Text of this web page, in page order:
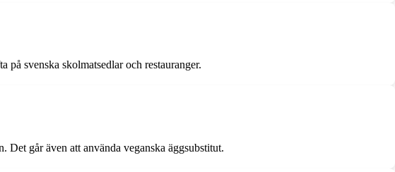
på svenska skolmatsedlar och restauranger.
Det går även att använda veganska äggsubstitut.